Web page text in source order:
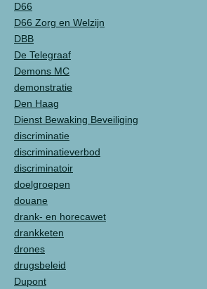
D66
D66 Zorg en Welzijn
DBB
De Telegraaf
Demons MC
demonstratie
Den Haag
Dienst Bewaking Beveiliging
discriminatie
discriminatieverbod
discriminatoir
doelgroepen
douane
drank- en horecawet
drankketen
drones
drugsbeleid
Dupont